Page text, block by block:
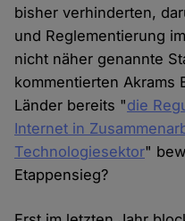
bisher verhinderten,
und Reglementierung
nicht näher genannte
kommentierten Akrams
Länder bereits "die
Internet in
Technologiesektor"
Etappensieg?